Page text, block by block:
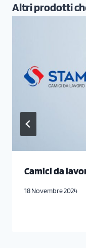
Altri prodotti
Camici da
18 Novembre 2024